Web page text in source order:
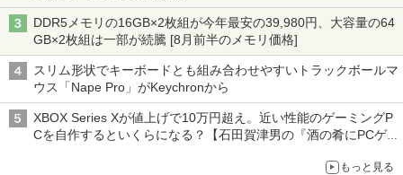
DDR5メモリの16GB×2枚組が今年最安の39,980円、大容量の64
GB×2枚組は一部が続騰 [8月前半のメモリ価格]
スリム形状でキーボードとも組み合わせやすいトラックボールマ
ウス「Nape Pro」がKeychronから
XBOX Series Xが値上げで10万円超え。近い性能のゲーミングP
Cを自作するといくらになる？【石田賀津男の『酒の肴にPCゲ
もっと見る